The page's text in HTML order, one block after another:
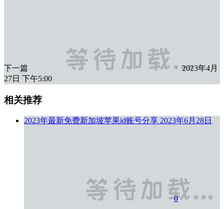
下一篇
2023年4月
27日 下午5:00
相关推荐
2023年最新免费新加坡苹果id账号分享 2023年6月28日
0